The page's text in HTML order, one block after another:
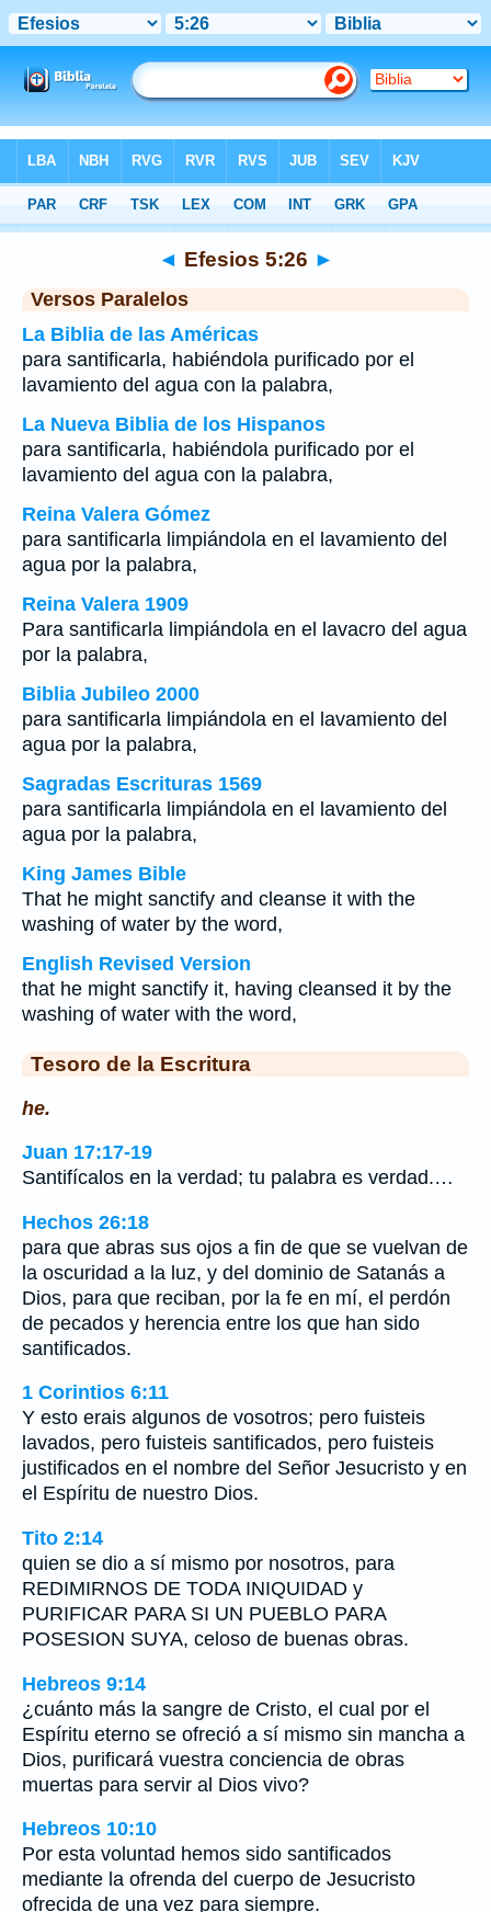
>Efesios Capítulo 5 > Verso 26
◄ Efesios 5:26 ►
Versos Paralelos
La Biblia de las Américas
para santificarla, habiéndola purificado por el
lavamiento del agua con la palabra,
La Nueva Biblia de los Hispanos
para santificarla, habiéndola purificado por el
lavamiento del agua con la palabra,
Reina Valera Gómez
para santificarla limpiándola en el lavamiento del
agua por la palabra,
Reina Valera 1909
Para santificarla limpiándola en el lavacro del agua
por la palabra,
Biblia Jubileo 2000
para santificarla limpiándola en el lavamiento del
agua por la palabra,
Sagradas Escrituras 1569
para santificarla limpiándola en el lavamiento del
agua por la palabra,
King James Bible
That he might sanctify and cleanse it with the
washing of water by the word,
English Revised Version
that he might sanctify it, having cleansed it by the
washing of water with the word,
Tesoro de la Escritura
he.
Juan 17:17-19
Santifícalos en la verdad; tu palabra es verdad.…
Hechos 26:18
para que abras sus ojos a fin de que se vuelvan de
la oscuridad a la luz, y del dominio de Satanás a
Dios, para que reciban, por la fe en mí, el perdón
de pecados y herencia entre los que han sido
santificados.
1 Corintios 6:11
Y esto erais algunos de vosotros; pero fuisteis
lavados, pero fuisteis santificados, pero fuisteis
justificados en el nombre del Señor Jesucristo y en
el Espíritu de nuestro Dios.
Tito 2:14
quien se dio a sí mismo por nosotros, para
REDIMIRNOS DE TODA INIQUIDAD y
PURIFICAR PARA SI UN PUEBLO PARA
POSESION SUYA, celoso de buenas obras.
Hebreos 9:14
¿cuánto más la sangre de Cristo, el cual por el
Espíritu eterno se ofreció a sí mismo sin mancha a
Dios, purificará vuestra conciencia de obras
muertas para servir al Dios vivo?
Hebreos 10:10
Por esta voluntad hemos sido santificados
mediante la ofrenda del cuerpo de Jesucristo
ofrecida de una vez para siempre.